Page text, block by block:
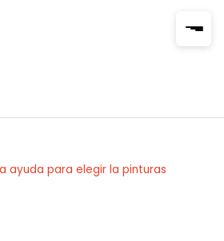
ayuda para elegir la pinturas